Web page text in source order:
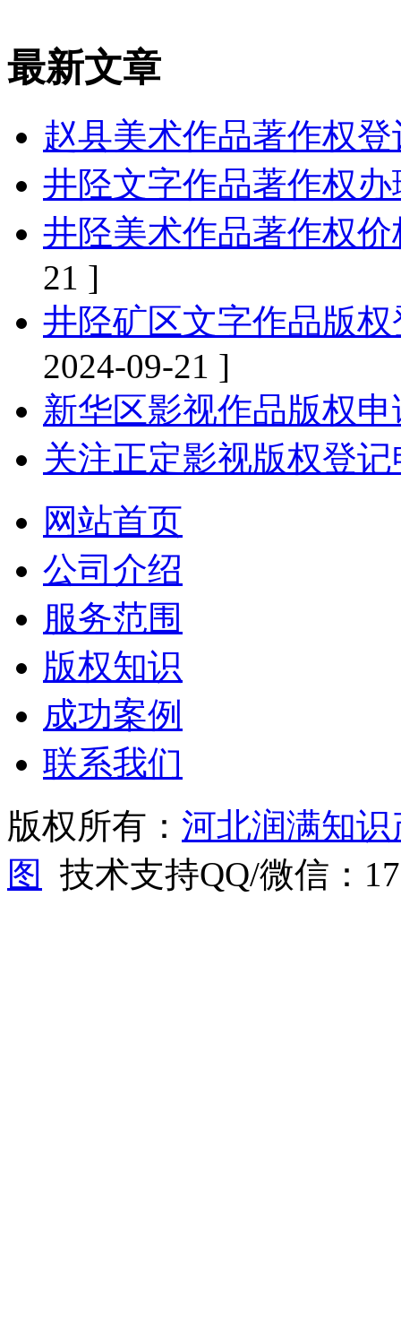
最新文章
赵县美术作品著作权
井陉文字作品著作权
井陉美术作品著作权
21 ]
井陉矿区文字作品版
2024-09-21 ]
新华区影视作品版权
关注正定影视版权登
网站首页
公司介绍
服务范围
版权知识
成功案例
联系我们
版权所有： 河北润满知
图
技术支持QQ/微信：